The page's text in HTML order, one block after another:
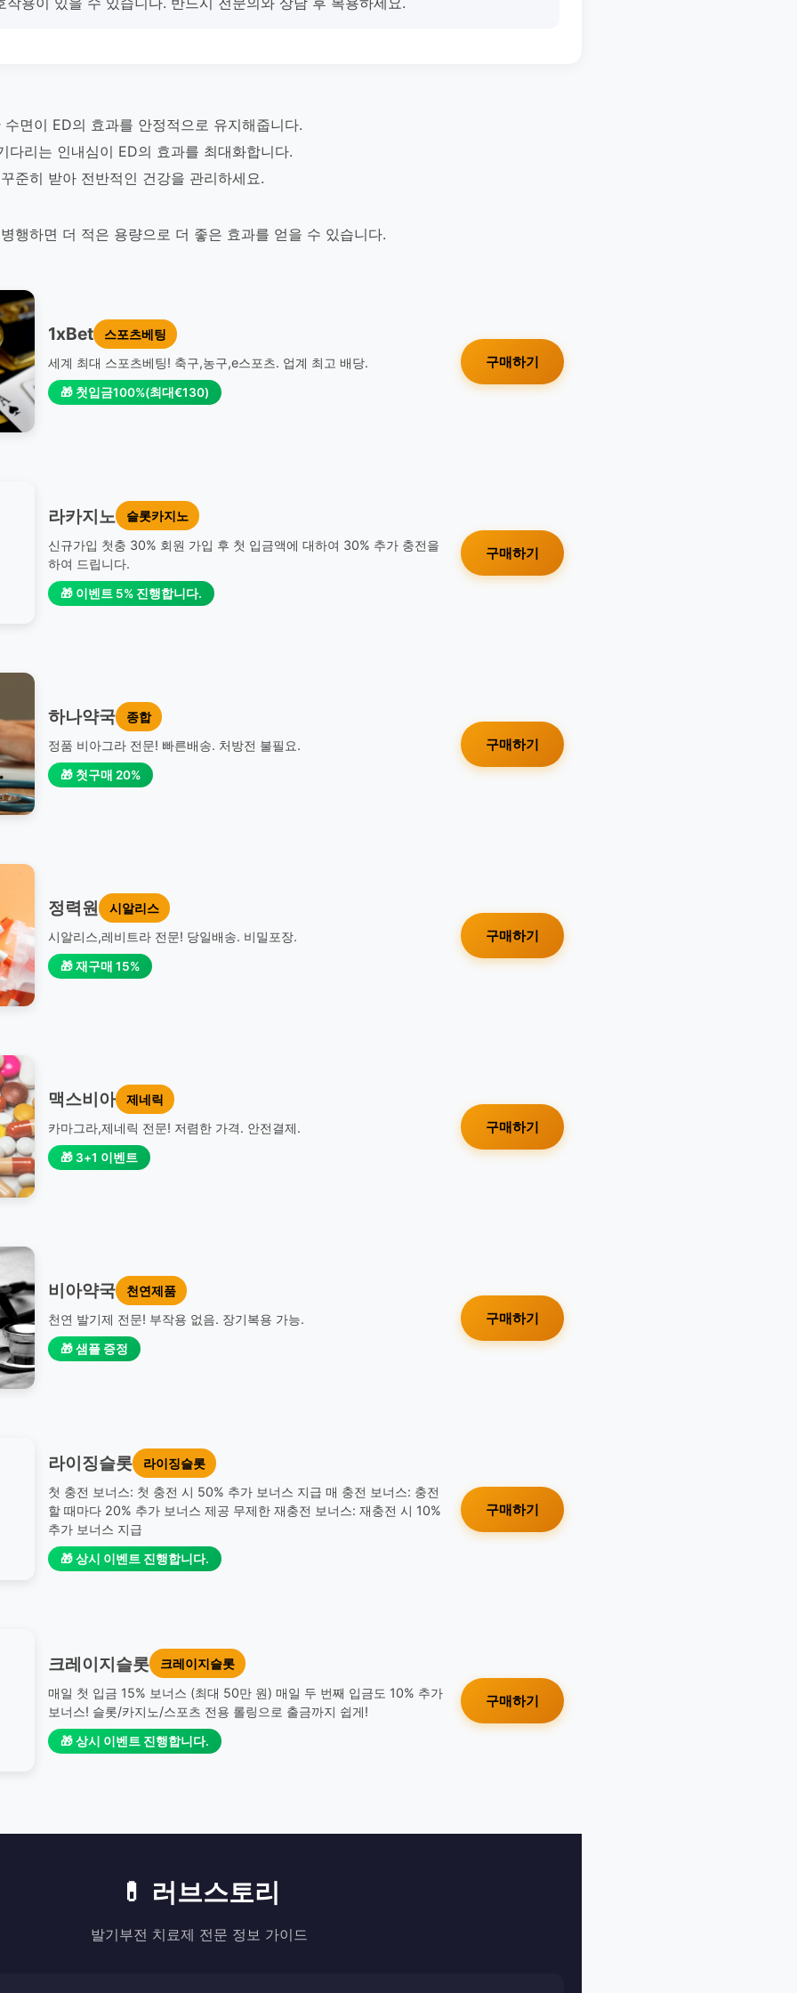
면이 ED의 효과를 안정적으로 유지해줍니다.
다리는 인내심이 ED의 효과를 최대화합니다.
준히 받아 전반적인 건강을 관리하세요.
행하면 더 적은 용량으로 더 좋은 효과를 얻을 수 있습니다.
1xBet
스포츠베팅
세계 최대 스포츠베팅! 축구,농구,e스포츠. 업계 최고 배당.
🎁 첫입금100%(최대€130)
구매하기
라카지노
슬롯카지노
신규가입 첫충 30% 회원 가입 후 첫 입금액에 대하여 30% 추가 충전을
하여 드립니다.
🎁 이벤트 5% 진행합니다.
구매하기
하나약국
종합
정품 비아그라 전문! 빠른배송. 처방전 불필요.
🎁 첫구매 20%
구매하기
정력원
시알리스
시알리스,레비트라 전문! 당일배송. 비밀포장.
🎁 재구매 15%
구매하기
맥스비아
제네릭
카마그라,제네릭 전문! 저렴한 가격. 안전결제.
🎁 3+1 이벤트
구매하기
비아약국
천연제품
천연 발기제 전문! 부작용 없음. 장기복용 가능.
🎁 샘플 증정
구매하기
라이징슬롯
라이징슬롯
첫 충전 보너스: 첫 충전 시 50% 추가 보너스 지급 매 충전 보너스: 충전
할 때마다 20% 추가 보너스 제공 무제한 재충전 보너스: 재충전 시 10%
추가 보너스 지급
🎁 상시 이벤트 진행합니다.
구매하기
크레이지슬롯
크레이지슬롯
매일 첫 입금 15% 보너스 (최대 50만 원) 매일 두 번째 입금도 10% 추가
보너스! 슬롯/카지노/스포츠 전용 롤링으로 출금까지 쉽게!
🎁 상시 이벤트 진행합니다.
구매하기
💊 러브스토리
발기부전 치료제 전문 정보 가이드